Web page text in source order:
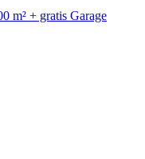
m² + gratis Garage